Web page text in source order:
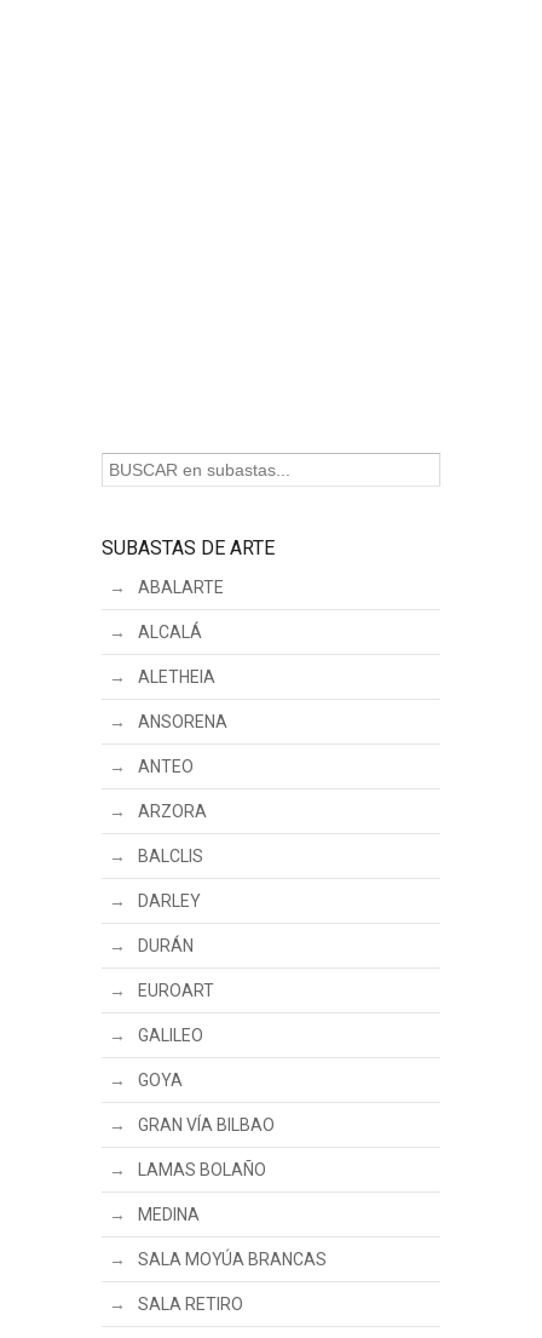
SUBASTAS DE ARTE
ABALARTE
ALCALÁ
ALETHEIA
ANSORENA
ANTEO
ARZORA
BALCLIS
DARLEY
DURÁN
EUROART
GALILEO
GOYA
GRAN VÍA BILBAO
LAMAS BOLAÑO
MEDINA
SALA MOYÚA BRANCAS
SALA RETIRO